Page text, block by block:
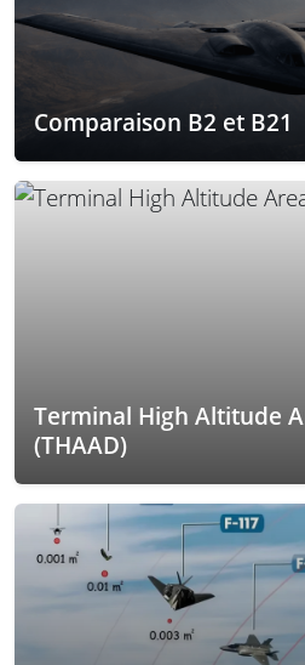
Comparaison B2 et B21
Terminal High Altitude
(THAAD)